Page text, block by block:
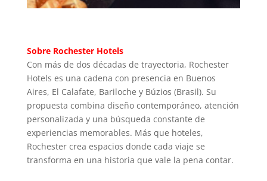
Sobre Rochester Hotels
Con más de dos décadas de trayectoria, Rochester
Hotels es una cadena con presencia en Buenos
Aires, El Calafate, Bariloche y Búzios (Brasil). Su
propuesta combina diseño contemporáneo, atención
personalizada y una búsqueda constante de
experiencias memorables. Más que hoteles,
Rochester crea espacios donde cada viaje se
transforma en una historia que vale la pena contar.